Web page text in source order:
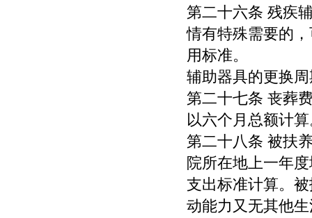
第二十六条 残疾
情有特殊需要的
用标准。
辅助器具的更换
第二十七条 丧葬
以六个月总额计
第二十八条 被扶
院所在地上一年
支出标准计算。
动能力又无其他